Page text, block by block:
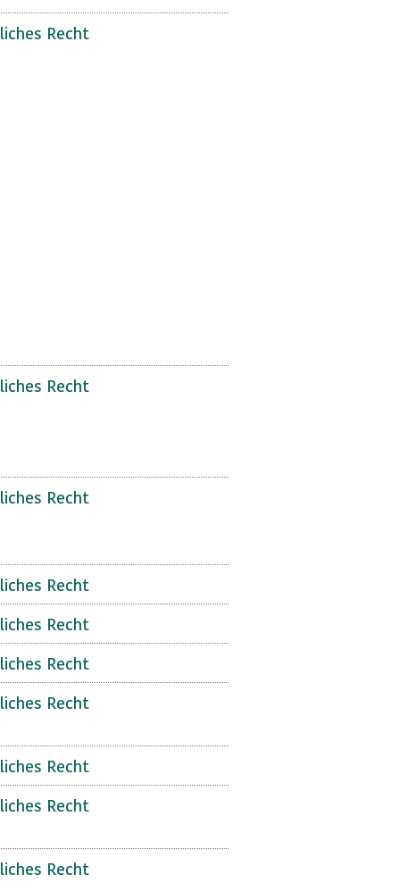
Recht
Recht
Recht
Recht
Recht
Recht
Recht
Recht
Recht
Recht